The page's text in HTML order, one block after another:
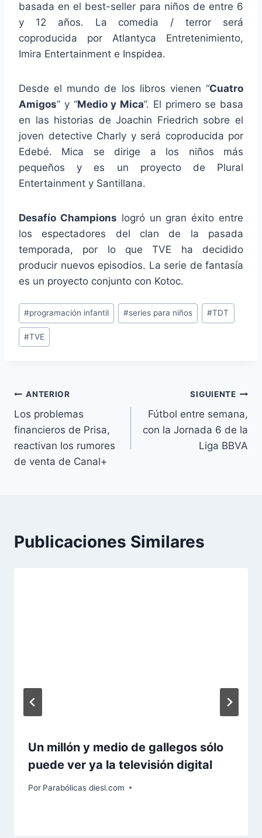
basada en el best-seller para niños de entre 6
y 12 años. La comedia / terror será
coproducida por Atlantyca Entretenimiento,
Imira Entertainment e Inspidea.
Desde el mundo de los libros vienen “Cuatro
Amigos” y “Medio y Mica”. El primero se basa
en las historias de Joachin Friedrich sobre el
joven detective Charly y será coproducida por
Edebé. Mica se dirige a los niños más
pequeños y es un proyecto de Plural
Entertainment y Santillana.
Desafío Champions logró un gran éxito entre
los espectadores del clan de la pasada
temporada, por lo que TVE ha decidido
producir nuevos episodios. La serie de fantasía
es un proyecto conjunto con Kotoc.
Etiquetas
de
la
#programación infantil #series para niños #TDT
#TVE
Navegación
de
entradas
ANTERIOR
Los problemas
financieros de Prisa,
reactivan los rumores
de venta de Canal+
SIGUIENTE
Fútbol entre semana,
con la Jornada 6 de la
Liga BBVA
Publicaciones Similares
Un millón y medio de gallegos sólo
puede ver ya la televisión digital
Por Parabólicas diesl.com